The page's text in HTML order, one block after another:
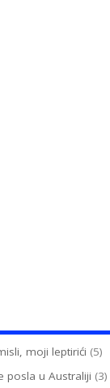
moji leptirići (5)
posla u Australiji (3)